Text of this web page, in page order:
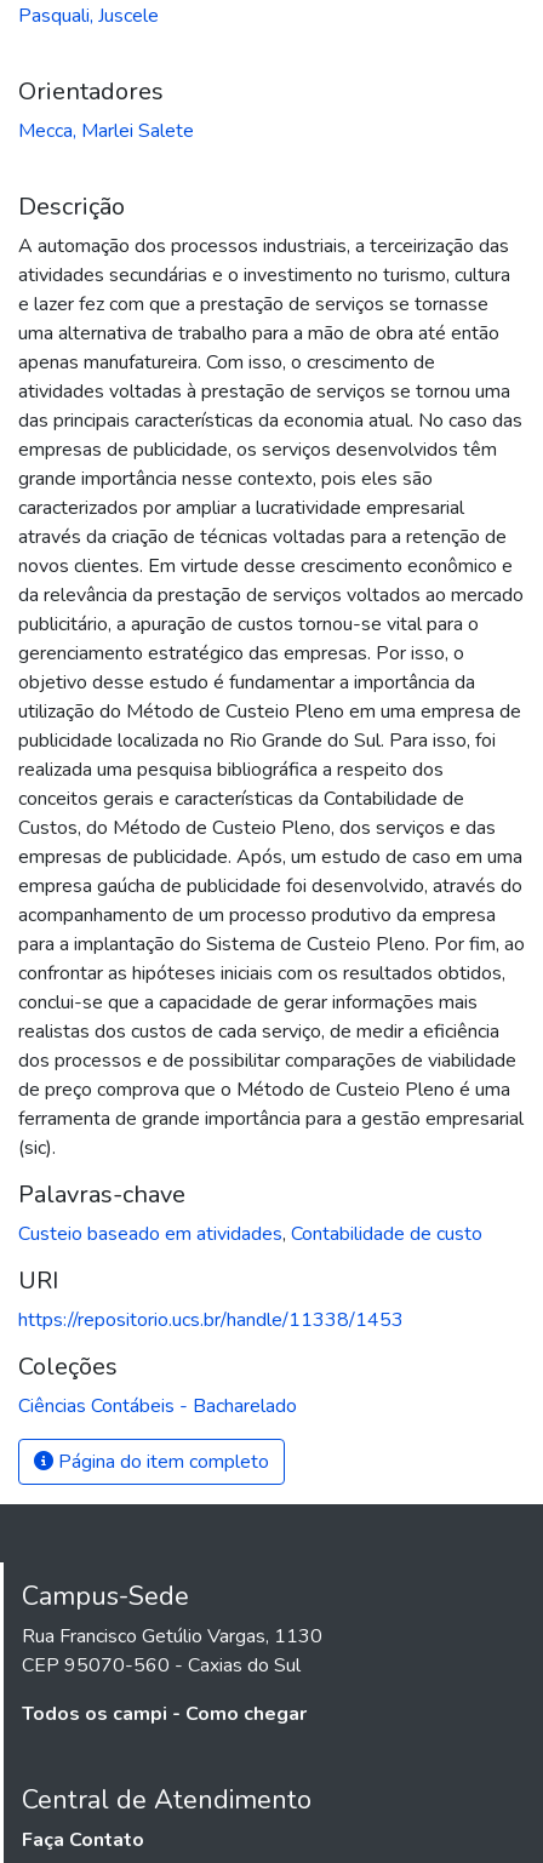
Pasquali, Juscele
Orientadores
Mecca, Marlei Salete
Descrição
A automação dos processos industriais, a terceirização das
atividades secundárias e o investimento no turismo, cultura
e lazer fez com que a prestação de serviços se tornasse
uma alternativa de trabalho para a mão de obra até então
apenas manufatureira. Com isso, o crescimento de
atividades voltadas à prestação de serviços se tornou uma
das principais características da economia atual. No caso das
empresas de publicidade, os serviços desenvolvidos têm
grande importância nesse contexto, pois eles são
caracterizados por ampliar a lucratividade empresarial
através da criação de técnicas voltadas para a retenção de
novos clientes. Em virtude desse crescimento econômico e
da relevância da prestação de serviços voltados ao mercado
publicitário, a apuração de custos tornou-se vital para o
gerenciamento estratégico das empresas. Por isso, o
objetivo desse estudo é fundamentar a importância da
utilização do Método de Custeio Pleno em uma empresa de
publicidade localizada no Rio Grande do Sul. Para isso, foi
realizada uma pesquisa bibliográfica a respeito dos
conceitos gerais e características da Contabilidade de
Custos, do Método de Custeio Pleno, dos serviços e das
empresas de publicidade. Após, um estudo de caso em uma
empresa gaúcha de publicidade foi desenvolvido, através do
acompanhamento de um processo produtivo da empresa
para a implantação do Sistema de Custeio Pleno. Por fim, ao
confrontar as hipóteses iniciais com os resultados obtidos,
conclui-se que a capacidade de gerar informações mais
realistas dos custos de cada serviço, de medir a eficiência
dos processos e de possibilitar comparações de viabilidade
de preço comprova que o Método de Custeio Pleno é uma
ferramenta de grande importância para a gestão empresarial
(sic).
Palavras-chave
Custeio baseado em atividades, Contabilidade de custo
URI
https://repositorio.ucs.br/handle/11338/1453
Coleções
Ciências Contábeis - Bacharelado
Página do item completo
Campus-Sede
Rua Francisco Getúlio Vargas, 1130
CEP 95070-560 - Caxias do Sul
Todos os campi - Como chegar
Central de Atendimento
Faça Contato